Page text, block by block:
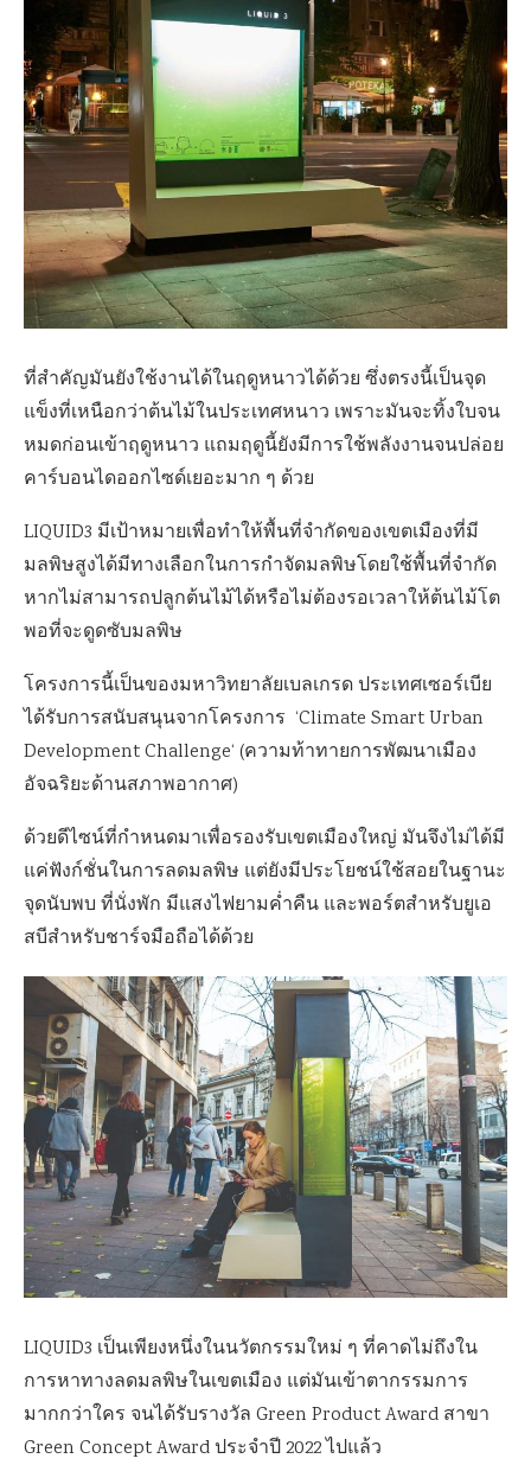
ที่สำคัญมันยังใช้งานได้ในฤดูหนาวได้ด้วย ซึ่งตรงนี้เป็นจุด
แข็งที่เหนือกว่าต้นไม้ในประเทศหนาว เพราะมันจะทิ้งใบจน
หมดก่อนเข้าฤดูหนาว แถมฤดูนี้ยังมีการใช้พลังงานจนปล่อย
คาร์บอนไดออกไซด์เยอะมาก ๆ ด้วย
LIQUID3 มีเป้าหมายเพื่อทำให้พื้นที่จำกัดของเขตเมืองที่มี
มลพิษสูงได้มีทางเลือกในการกำจัดมลพิษโดยใช้พื้นที่จำกัด
หากไม่สามารถปลูกต้นไม้ได้หรือไม่ต้องรอเวลาให้ต้นไม้โต
พอที่จะดูดซับมลพิษ
โครงการนี้เป็นของมหาวิทยาลัยเบลเกรด ประเทศเซอร์เบีย
ได้รับการสนับสนุนจากโครงการ ‘Climate Smart Urban
Development Challenge‘ (ความท้าทายการพัฒนาเมือง
อัจฉริยะด้านสภาพอากาศ)
ด้วยดีไซน์ที่กำหนดมาเพื่อรองรับเขตเมืองใหญ่ มันจึงไม่ได้มี
แค่ฟังก์ชั่นในการลดมลพิษ แต่ยังมีประโยชน์ใช้สอยในฐานะ
จุดนับพบ ที่นั่งพัก มีแสงไฟยามค่ำคืน และพอร์ตสำหรับยูเอ
สบีสำหรับชาร์จมือถือได้ด้วย
LIQUID3 เป็นเพียงหนึ่งในนวัตกรรมใหม่ ๆ ที่คาดไม่ถึงใน
การหาทางลดมลพิษในเขตเมือง แต่มันเข้าตากรรมการ
มากกว่าใคร จนได้รับรางวัล Green Product Award สาขา
Green Concept Award ประจำปี 2022 ไปแล้ว